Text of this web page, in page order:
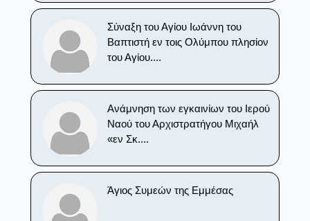
Σύναξη του Αγίου Ιωάννη του
Βαπτιστή εν τοις Ολύμπου πλησίον
του Αγίου....
Ανάμνηση των εγκαινίων του Ιερού
Ναού του Αρχιστρατήγου Μιχαήλ
«εν Σκ....
Άγιος Συμεών της Εμμέσας